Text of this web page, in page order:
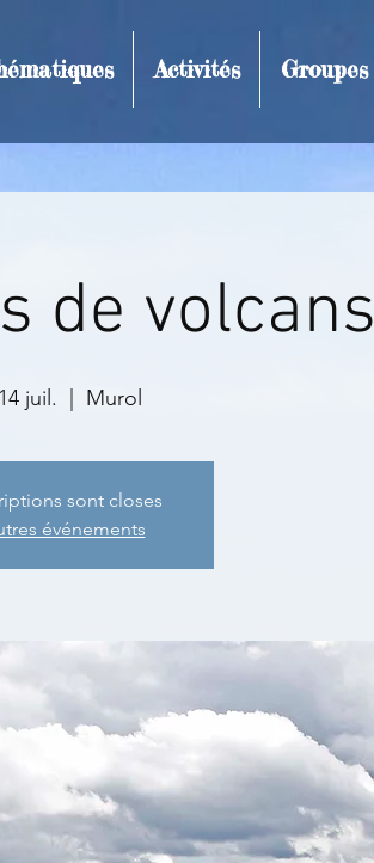
Activités Groupes
de volcans
juil. Murol
sont closes
événements